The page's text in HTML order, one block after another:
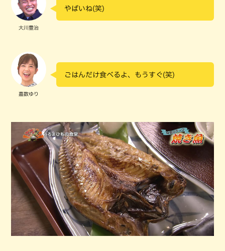
大川豊治
やばいね(笑)
嘉数ゆり
ごはんだけ食べるよ、もうすぐ(笑)